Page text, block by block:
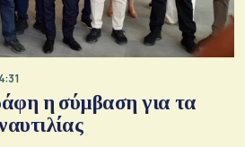
η σύμβαση για τα